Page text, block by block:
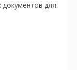
для